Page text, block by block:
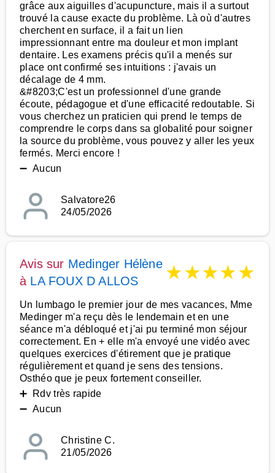
grâce aux aiguilles d'acupuncture, mais il a surtout
trouvé la cause exacte du problème. Là où d'autres
cherchent en surface, il a fait un lien
impressionnant entre ma douleur et mon implant
dentaire. Les examens précis qu'il a menés sur
place ont confirmé ses intuitions : j'avais un
décalage de 4 mm.
&#8203;C'est un professionnel d'une grande
écoute, pédagogue et d'une efficacité redoutable. Si
vous cherchez un praticien qui prend le temps de
comprendre le corps dans sa globalité pour soigner
la source du problème, vous pouvez y aller les yeux
fermés. Merci encore !
➖ Aucun
Salvatore26
24/05/2026
Avis sur Medinger Hélène
à LA FOUX D ALLOS ★★★★★
Un lumbago le premier jour de mes vacances, Mme
Medinger m'a reçu dès le lendemain et en une
séance m'a débloqué et j'ai pu terminé mon séjour
correctement. En + elle m'a envoyé une vidéo avec
quelques exercices d'étirement que je pratique
régulièrement et quand je sens des tensions.
Osthéo que je peux fortement conseiller.
➕ Rdv très rapide
➖ Aucun
Christine C.
21/05/2026